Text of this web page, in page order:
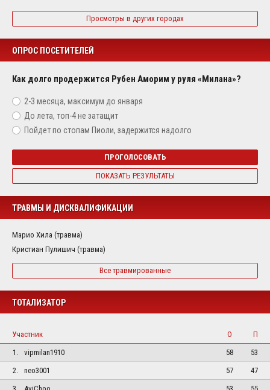
Просмотры в других городах
ОПРОС ПОСЕТИТЕЛЕЙ
Как долго продержится Рубен Аморим у руля «Милана»?
2-3 месяца, максимум до января
До лета, топ-4 не затащит
Пойдет по стопам Пиоли, задержится надолго
ПРОГОЛОСОВАТЬ
ПОКАЗАТЬ РЕЗУЛЬТАТЫ
ТРАВМЫ И ДИСКВАЛИФИКАЦИИ
Марио Хила (травма)
Кристиан Пулишич (травма)
Все травмированные
ТОТАЛИЗАТОР
Участник О
П
1.
vipmilan1910 58
53
2.
neo3001 57
47